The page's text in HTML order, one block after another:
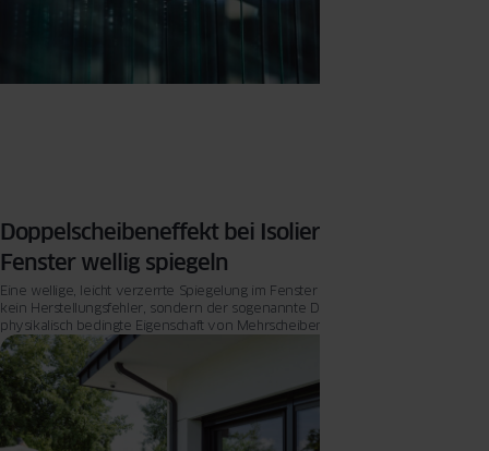
Doppelscheibeneffekt bei Isolierglas: Warum
Fenster wellig spiegeln
Eine wellige, leicht verzerrte Spiegelung im Fenster ist in den meisten Fällen
kein Herstellungsfehler, sondern der sogenannte Doppelscheibeneffekt – eine
physikalisch bedingte Eigenschaft von Mehrscheiben-Isolierglas.